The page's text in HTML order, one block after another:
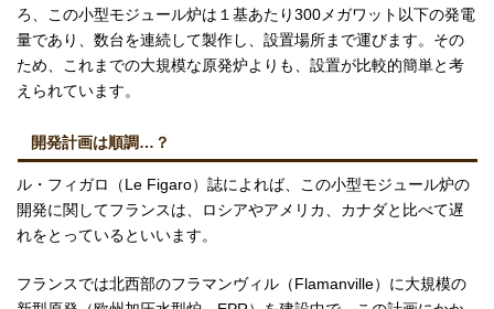
ろ、この小型モジュール炉は１基あたり300メガワット以下の発電
量であり、数台を連続して製作し、設置場所まで運びます。その
ため、これまでの大規模な原発炉よりも、設置が比較的簡単と考
えられています。
開発計画は順調…？
ル・フィガロ（Le Figaro）誌によれば、この小型モジュール炉の
開発に関してフランスは、ロシアやアメリカ、カナダと比べて遅
れをとっているといいます。
フランスでは北西部のフラマンヴィル（Flamanville）に大規模の